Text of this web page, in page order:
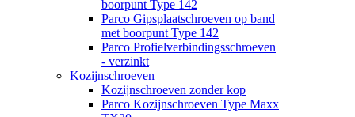
boorpunt Type 142
Parco Gipsplaatschroeven op band
met boorpunt Type 142
Parco Profielverbindingsschroeven
- verzinkt
Kozijnschroeven
Kozijnschroeven zonder kop
Parco Kozijnschroeven Type Maxx